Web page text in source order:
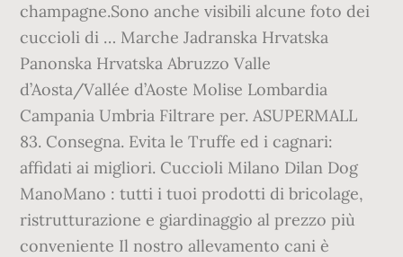
champagne.Sono anche visibili alcune foto dei
cuccioli di … Marche Jadranska Hrvatska
Panonska Hrvatska Abruzzo Valle
d’Aosta/Vallée d’Aoste Molise Lombardia
Campania Umbria Filtrare per. ASUPERMALL
83. Consegna. Evita le Truffe ed i cagnari:
affidati ai migliori. Cuccioli Milano Dilan Dog
ManoMano : tutti i tuoi prodotti di bricolage,
ristrutturazione e giardinaggio al prezzo più
conveniente Il nostro allevamento cani è